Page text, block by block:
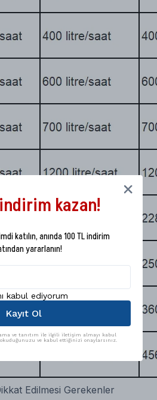
Edilmesi Gerekenler
kazan!
katılın, anında 100 TL indirim
yararlanın!
kabul ediyorum
Kayıt Ol
ve tanıtım ile ilgili iletişim almayı kabul
ve kabul ettiğinizi onaylarsınız.